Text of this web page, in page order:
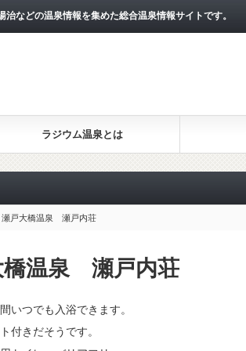
などの温泉情報を集めた総合温泉情報サイトです。
ラジウム温泉とは
瀬戸大橋温泉 瀬戸内荘
橋温泉 瀬戸内荘
いつでも入浴できます。
付きだそうです。